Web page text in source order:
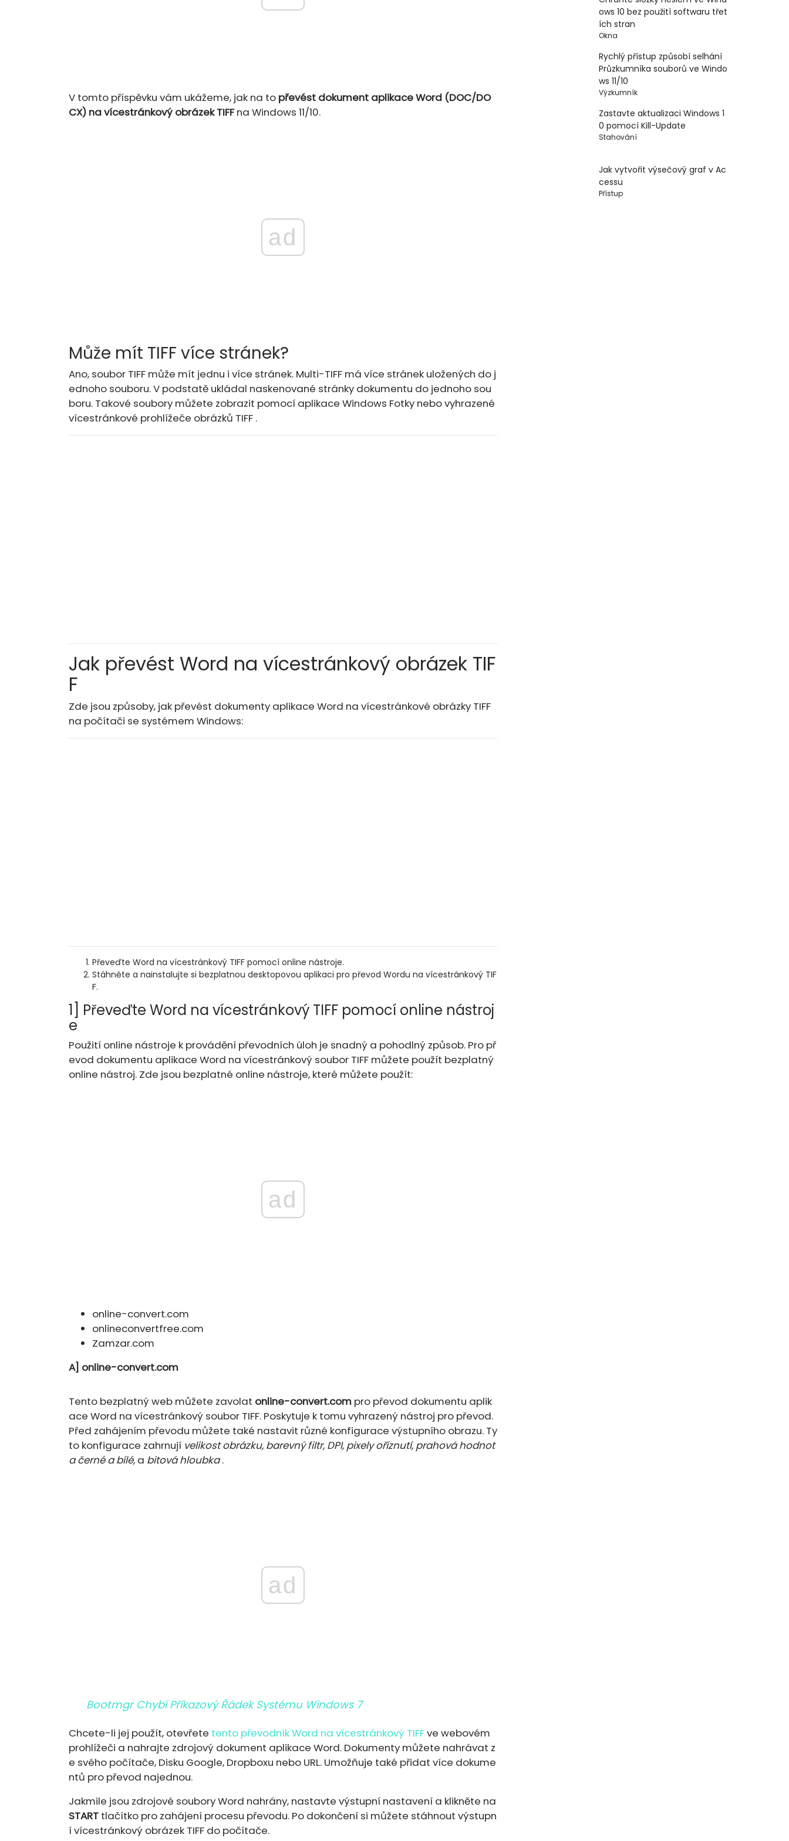
V tomto příspěvku vám ukážeme, jak na to převést dokument aplikace Word (DOC/DO
CX) na vícestránkový obrázek TIFFna Windows 11/10.
ad
Může mít TIFF více stránek?
Ano, soubor TIFF může mít jednu i více stránek. Multi-TIFF má více stránek uložených do j
ednoho souboru. V podstatě ukládal naskenované stránky dokumentu do jednoho sou
boru. Takové soubory můžete zobrazit pomocí aplikace Windows Fotky nebo vyhrazené
vícestránkové prohlížeče obrázků TIFF .
Jak převést Word na vícestránkový obrázek TIF
F
Zde jsou způsoby, jak převést dokumenty aplikace Word na vícestránkové obrázky TIFF
na počítači se systémem Windows:
Převeďte Word na vícestránkový TIFF pomocí online nástroje.
Stáhněte a nainstalujte si bezplatnou desktopovou aplikaci pro převod Wordu na vícestránkový TIF
F.
1] Převeďte Word na vícestránkový TIFF pomocí online nástroj
e
Použití online nástroje k provádění převodních úloh je snadný a pohodlný způsob. Pro př
evod dokumentu aplikace Word na vícestránkový soubor TIFF můžete použít bezplatný
online nástroj. Zde jsou bezplatné online nástroje, které můžete použít:
ad
online-convert.com
onlineconvertfree.com
Zamzar.com
A] online-convert.com
Tento bezplatný web můžete zavolat online-convert.com pro převod dokumentu aplik
ace Word na vícestránkový soubor TIFF. Poskytuje k tomu vyhrazený nástroj pro převod.
Před zahájením převodu můžete také nastavit různé konfigurace výstupního obrazu. Ty
to konfigurace zahrnují velikost obrázku, barevný filtr, DPI, pixely oříznutí, prahová hodnot
a černé a bílé, a bitová hloubka.
ad
Bootmgr Chybí Příkazový Řádek Systému Windows 7
Chcete-li jej použít, otevřete tento převodník Word na vícestránkový TIFFve webovém
prohlížeči a nahrajte zdrojový dokument aplikace Word. Dokumenty můžete nahrávat z
e svého počítače, Disku Google, Dropboxu nebo URL. Umožňuje také přidat více dokume
ntů pro převod najednou.
Jakmile jsou zdrojové soubory Word nahrány, nastavte výstupní nastavení a klikněte na
START tlačítko pro zahájení procesu převodu. Po dokončení si můžete stáhnout výstupn
í vícestránkový obrázek TIFF do počítače.
ows 10 bez použití softwaru třet
ích stran
Okna
Rychlý přístup způsobí selhání
Průzkumníka souborů ve Windo
ws 11/10
Výzkumník
Zastavte aktualizaci Windows 1
0 pomocí Kill-Update
Stahování
Jak vytvořit výsečový graf v Ac
cessu
Přístup